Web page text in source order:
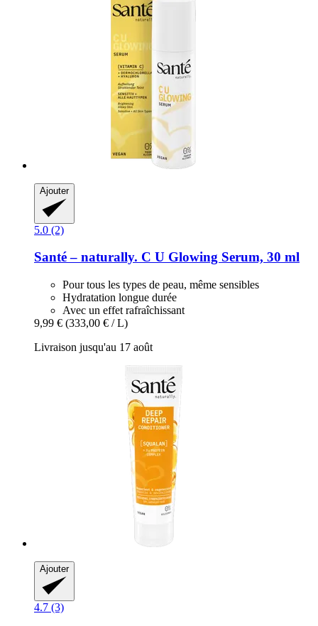
Ajouter
5.0 (2)
Santé – naturally. C U Glowing Serum, 30 ml
Pour tous les types de peau, même sensibles
Hydratation longue durée
Avec un effet rafraîchissant
9,99 € (333,00 € / L)
Livraison jusqu'au 17 août
Ajouter
4.7 (3)